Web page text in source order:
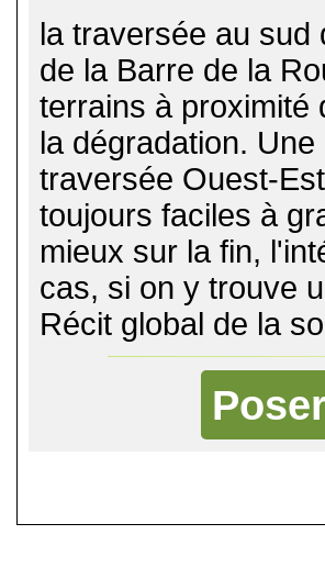
la traversée au sud
de la Barre de la
terrains à proximité
la dégradation.
traversée Ouest-
toujours faciles à
mieux sur la fin,
cas, si on y trouve
Récit global de la